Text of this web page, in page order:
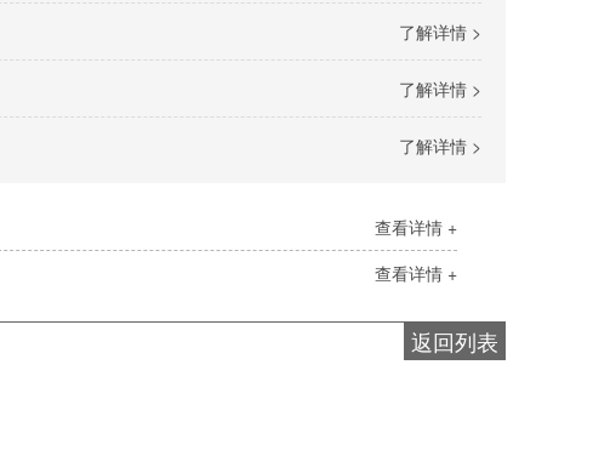
了解详情 >
了解详情 >
了解详情 >
查看详情 +
查看详情 +
返回列表